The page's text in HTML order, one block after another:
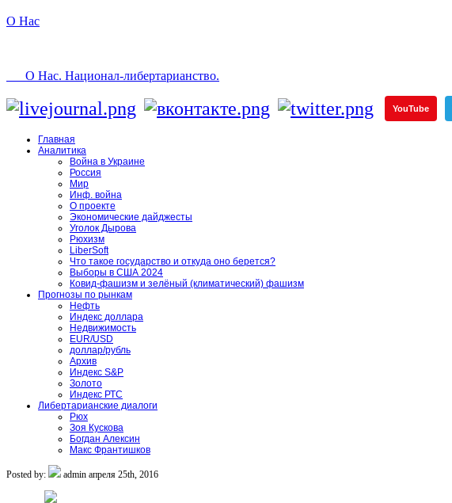
О Нас
О Нас. Национал-либертарианство.
YouTube
Главная
Аналитика
Война в Украине
Россия
Мир
Инф. война
О проекте
Экономические дайджесты
Уголок Дырова
Рюхизм
LiberSoft
Что такое государство и откуда оно берется?
Выборы в США 2024
Ковид-фашизм и зелёный (климатический) фашизм
Прогнозы по рынкам
Нефть
Индекс доллара
Недвижимость
EUR/USD
доллар/рубль
Архив
Индекс S&P
Золото
Индекс РТС
Либертарианские диалоги
Рюх
Зоя Кускова
Богдан Алексин
Макс Франтишков
Posted by: admin апреля 25th, 2016